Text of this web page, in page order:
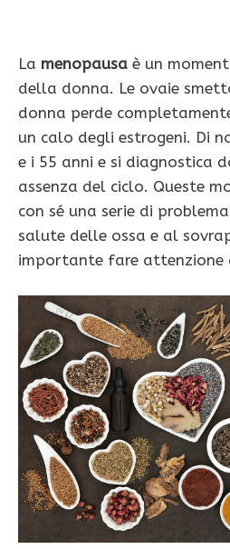
La menopausa è un
della donna. Le ovaie
donna perde
un calo degli estrogeni. Di
e i 55 anni e si diagnostica
assenza del ciclo. Queste
con sé una serie di
salute delle ossa e al
importante fare attenzione